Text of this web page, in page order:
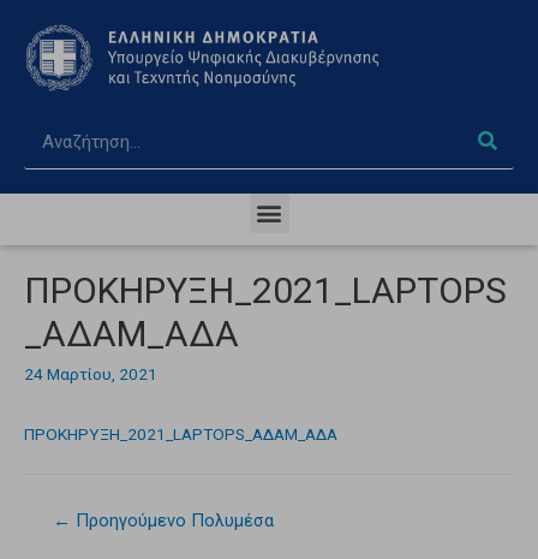
ΠΡΟΚΗΡΥΞΗ_2021_LAPTOPS
_ΑΔΑΜ_ΑΔΑ
24 Μαρτίου, 2021
ΠΡΟΚΗΡΥΞΗ_2021_LAPTOPS_ΑΔΑΜ_ΑΔΑ
← Προηγούμενο Πολυμέσα